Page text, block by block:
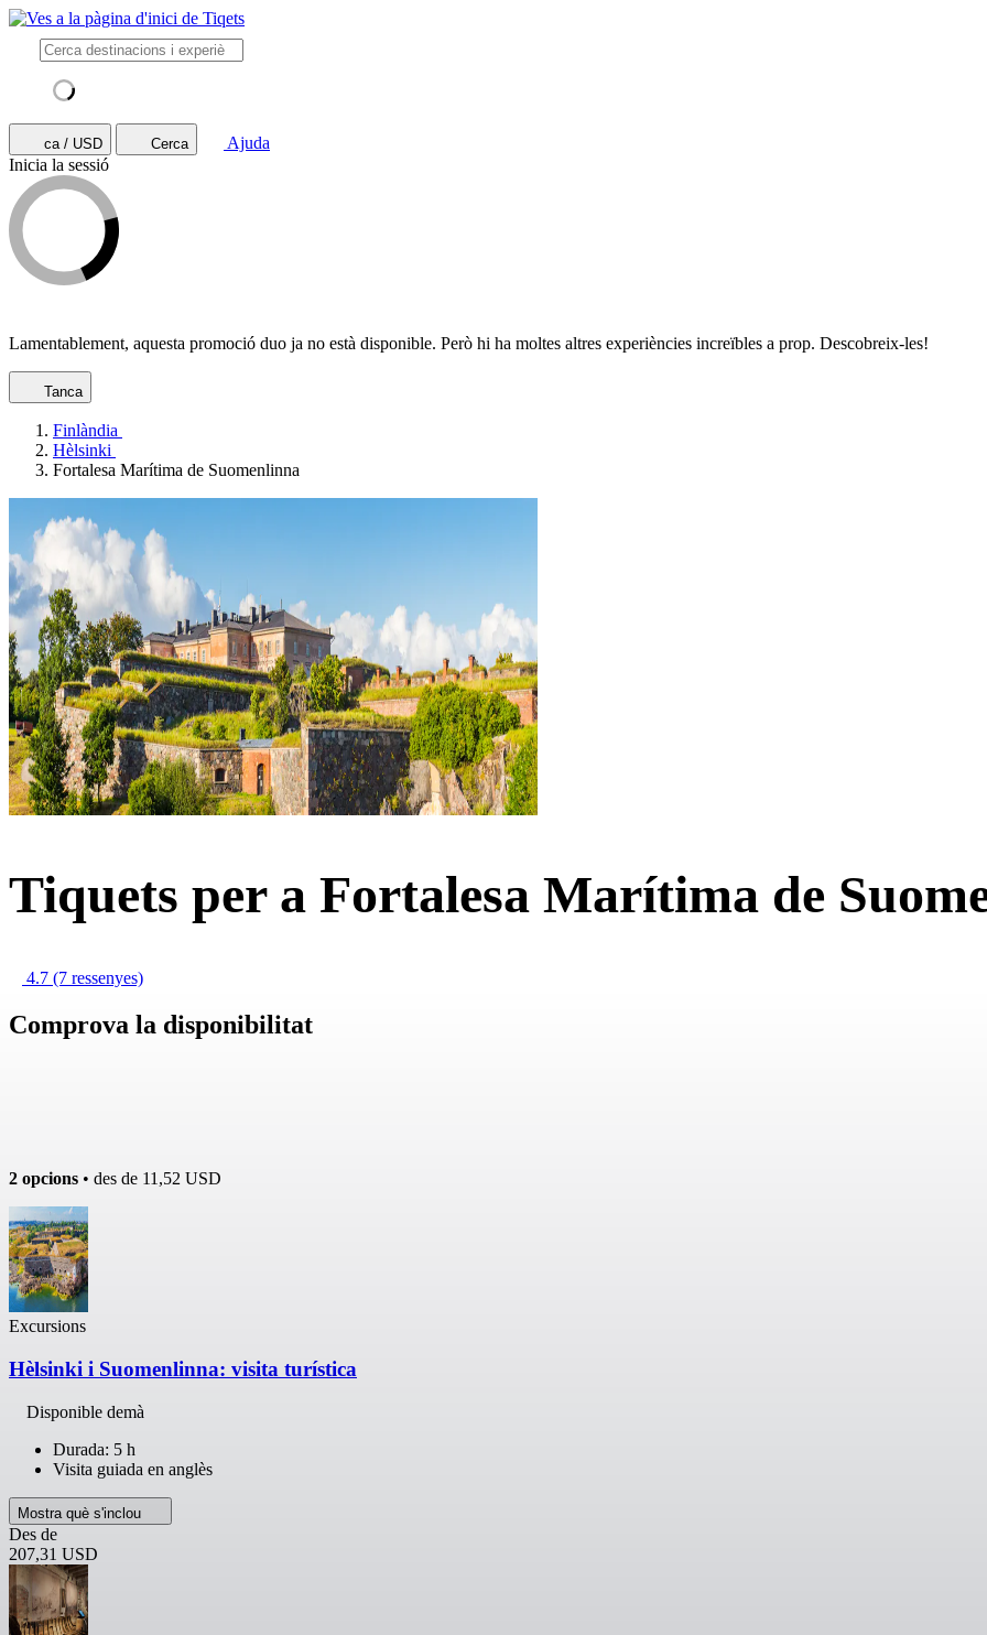
ca / USD Cerca
Ajuda
Inicia la sessió
Lamentablement, aquesta promoció duo ja no està disponible. Però hi ha moltes altres experiències increïbles a prop. Descobreix-les!
Tanca
Finlàndia
Hèlsinki
Fortalesa Marítima de Suomenlinna
Tiquets per a Fortalesa Marítima de
4.7 (7 ressenyes)
Comprova la disponibilitat
2 opcions • des de 11,52 USD
Excursions
Hèlsinki i Suomenlinna: visita turística
Disponible demà
Durada: 5 h
Visita guiada en anglès
Mostra què s'inclou
Des de
207,31 USD